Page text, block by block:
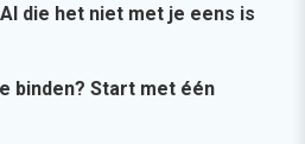
die het niet met je eens is
binden? Start met één